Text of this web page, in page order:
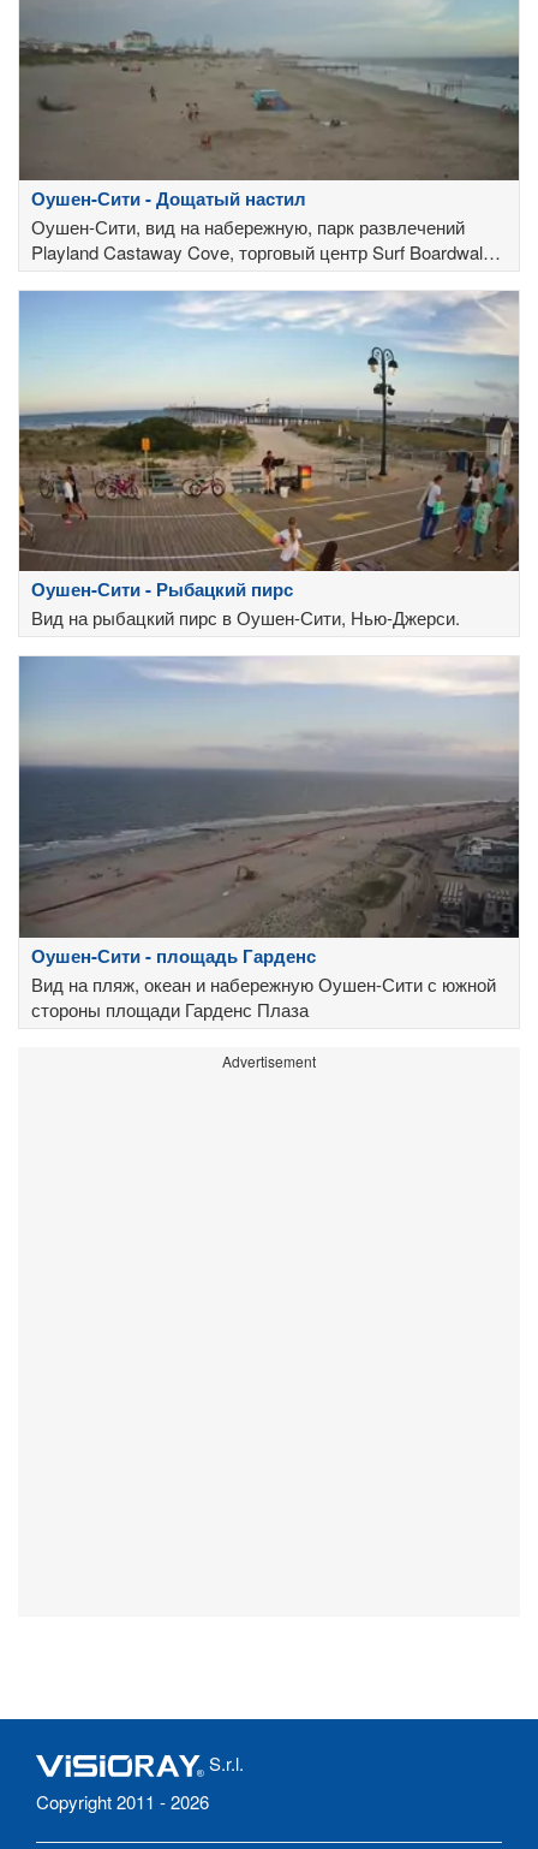
Оушен-Сити - Дощатый настил
Оушен-Сити, вид на набережную, парк развлечений
Playland Castaway Cove, торговый центр Surf Boardwalk
Mall, жилой комплекс Plaza Condos и музыкальный
Оушен-Сити - Рыбацкий пирс
Вид на рыбацкий пирс в Оушен-Сити, Нью-Джерси.
Оушен-Сити - площадь Гарденс
Вид на пляж, океан и набережную Оушен-Сити с южной
стороны площади Гарденс Плаза
Advertisement
S.r.l.
Copyright 2011 - 2026